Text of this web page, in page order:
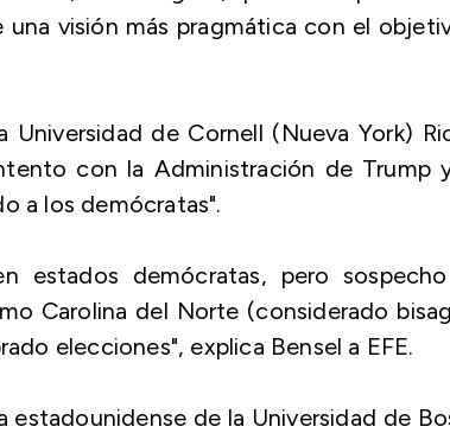
visión más pragmática con el
de Cornell (Nueva York)
con la Administración de Trump
a los demócratas".
estados demócratas, pero
Carolina del Norte (considerado
elecciones", explica Bensel a EFE.
de la Universidad de